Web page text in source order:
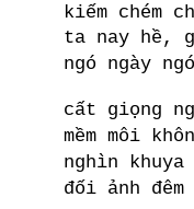
kiếm chém
ta nay hề,
ngó ngày
cất giọng
mềm môi
nghìn
đối ảnh